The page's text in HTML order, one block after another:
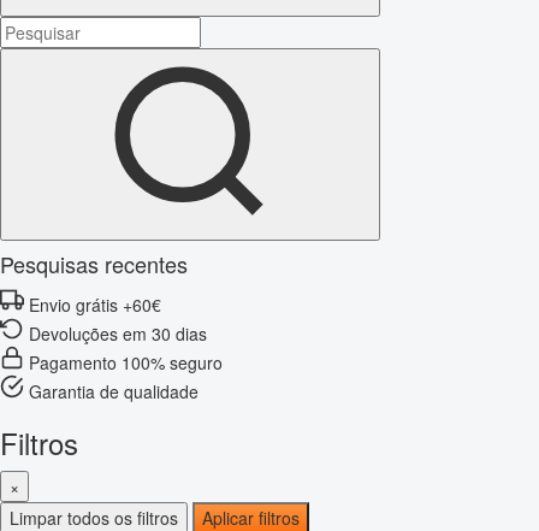
Pesquisas recentes
Envio grátis +60€
Devoluções em 30 dias
Pagamento 100% seguro
Garantia de qualidade
Filtros
×
Limpar todos os filtros
Aplicar filtros